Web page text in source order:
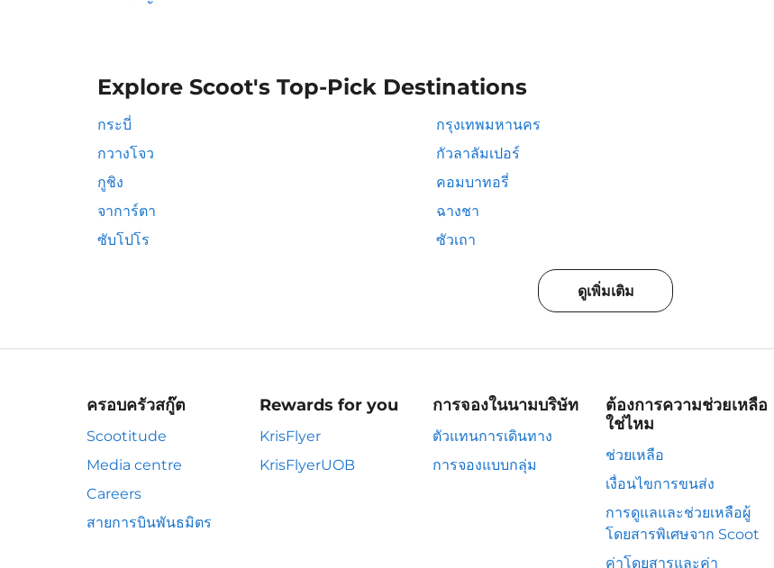
Explore Scoot's Top-Pick Destinations
กระบี่ กรุงเทพมหานคร
กวางโจว
กัวลาลัมเปอร์
กูชิง
คอมบาทอรี่
จาการ์ตา
ฉางชา
ซับโปโร
ซัวเถา
ดูเพิ่มเติม
ครอบครัวสกู๊ต
Scootitude
Media centre
Careers
สายการบินพันธมิตร
Rewards for you
KrisFlyer
KrisFlyerUOB
การจองในนามบริษัท
ตัวแทนการเดินทาง
การจองแบบกลุ่ม
ต้องการความช่วยเหลือ
ใช่ไหม
ช่วยเหลือ
เงื่อนไขการขนส่ง
การดูแลและช่วยเหลือผู้
โดยสารพิเศษจาก Scoot
ค่าโดยสารและค่า